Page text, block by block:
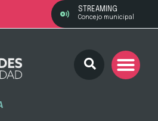
STREAMING
Concejo municipal